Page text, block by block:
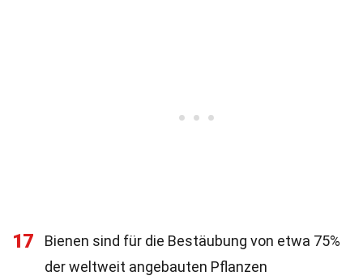
17
Bienen sind für die Bestäubung von etwa 75%
der weltweit angebauten Pflanzen